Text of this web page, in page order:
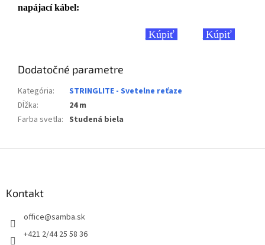
napájací kábel:
Kúpiť Kúpiť
Dodatočné parametre
Kategória:
STRINGLITE - Svetelne reťaze
Dĺžka:
24 m
Farba svetla: Studená biela
Kontakt
office@samba.sk
+421 2/44 25 58 36